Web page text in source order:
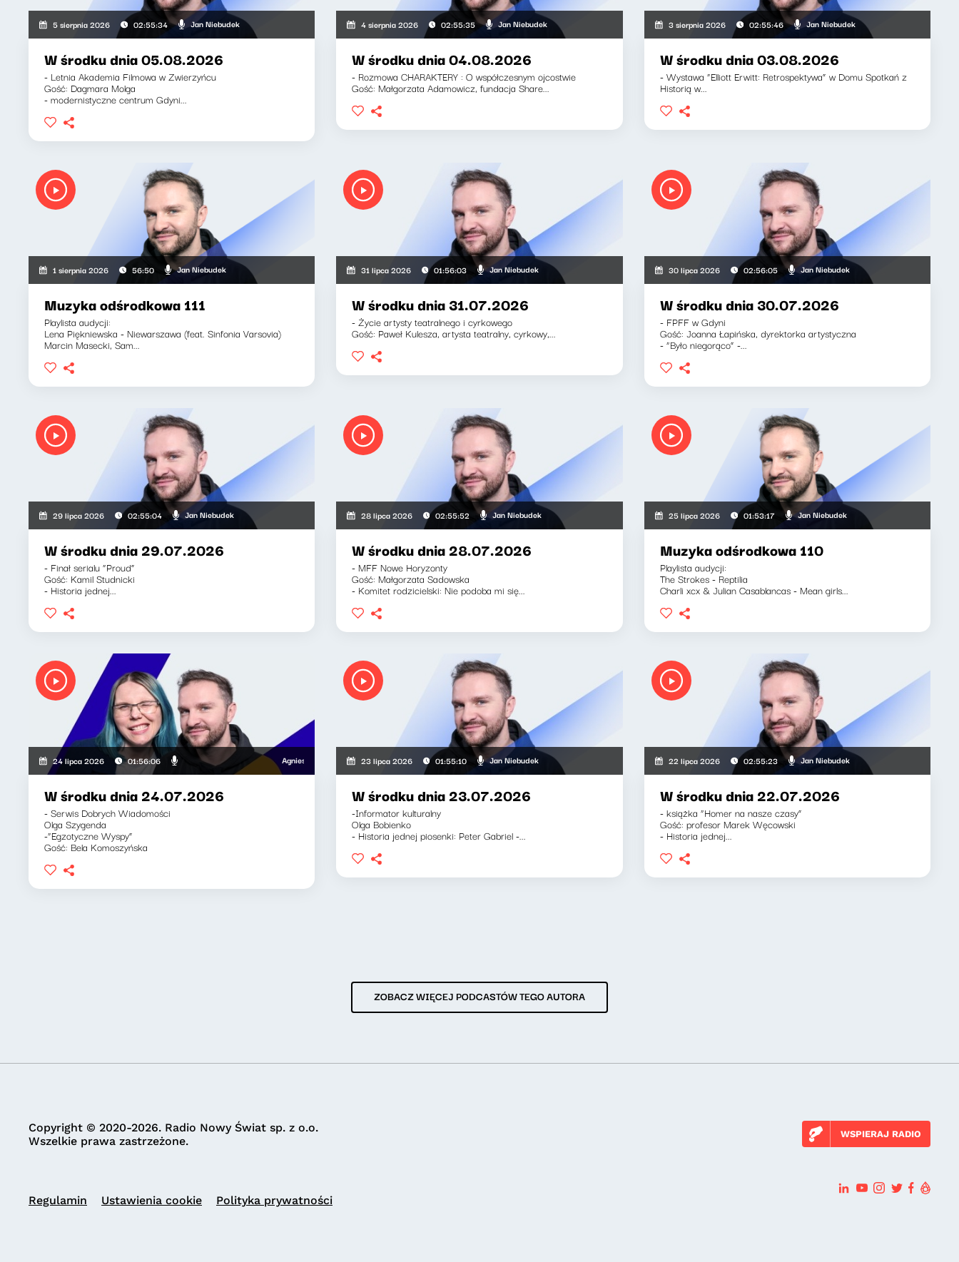
5 sierpnia 2026 02:55:34 Jan Niebudek
W środku dnia 05.08.2026
- Letnia Akademia Filmowa w Zwierzyńcu
Gość: Dagmara Molga
- modernistyczne centrum Gdyni...
4 sierpnia 2026 02:55:35 Jan Niebudek
W środku dnia 04.08.2026
- Rozmowa CHARAKTERY : O współczesnym ojcostwie
Gość: Małgorzata Adamowicz, fundacja Share...
3 sierpnia 2026 02:55:46 Jan Niebudek
W środku dnia 03.08.2026
- Wystawa “Elliott Erwitt: Retrospektywa” w Domu Spotkań z
Historią w...
1 sierpnia 2026 56:50 Jan Niebudek
Muzyka odśrodkowa 111
Playlista audycji:
Lena Piękniewska - Niewarszawa (feat. Sinfonia Varsovia)
Marcin Masecki, Sam...
31 lipca 2026 01:56:03 Jan Niebudek
W środku dnia 31.07.2026
- Życie artysty teatralnego i cyrkowego
Gość: Paweł Kulesza, artysta teatralny, cyrkowy,...
30 lipca 2026 02:56:05 Jan Niebudek
W środku dnia 30.07.2026
- FPFF w Gdyni
Gość: Joanna Łapińska, dyrektorka artystyczna
- “Było niegorąco” -...
29 lipca 2026 02:55:04 Jan Niebudek
W środku dnia 29.07.2026
- Finał serialu “Proud”
Gość: Kamil Studnicki
- Historia jednej...
28 lipca 2026 02:55:52 Jan Niebudek
W środku dnia 28.07.2026
- MFF Nowe Horyzonty
Gość: Małgorzata Sadowska
- Komitet rodzicielski: Nie podoba mi się...
25 lipca 2026 01:53:17 Jan Niebudek
Muzyka odśrodkowa 110
Playlista audycji:
The Strokes - Reptilia
Charli xcx & Julian Casablancas - Mean girls...
24 lipca 2026 01:56:06 Agnieszka Lipka-Barnett, Jan Niebudek
W środku dnia 24.07.2026
- Serwis Dobrych Wiadomości
Olga Szygenda
-“Egzotyczne Wyspy”
Gość: Bela Komoszyńska
23 lipca 2026 01:55:10 Jan Niebudek
W środku dnia 23.07.2026
-Informator kulturalny
Olga Bobienko
- Historia jednej piosenki: Peter Gabriel -...
22 lipca 2026 02:55:23 Jan Niebudek
W środku dnia 22.07.2026
- książka “Homer na nasze czasy”
Gość: profesor Marek Węcowski
- Historia jednej...
ZOBACZ WIĘCEJ PODCASTÓW TEGO AUTORA
Copyright © 2020-2026. Radio Nowy Świat sp. z o.o.
Wszelkie prawa zastrzeżone.
WSPIERAJ RADIO
Regulamin Ustawienia cookie Polityka prywatności